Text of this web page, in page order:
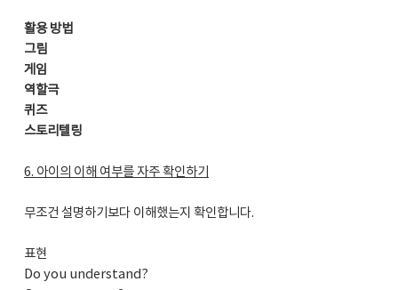
활용 방법
그림
게임
역할극
퀴즈
스토리텔링
6. 아이의 이해 여부를 자주 확인하기
무조건 설명하기보다 이해했는지 확인합니다.
표현
Do you understand?